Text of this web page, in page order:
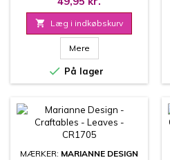
 Læg i indkøbskurv
Mere
 På lager
MÆRKER: MARIANNE DESIGN